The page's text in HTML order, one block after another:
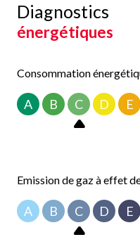
Diagnostics
énergétiques
Consommation
A B C D E
Emission de gaz à effet
A B C D E